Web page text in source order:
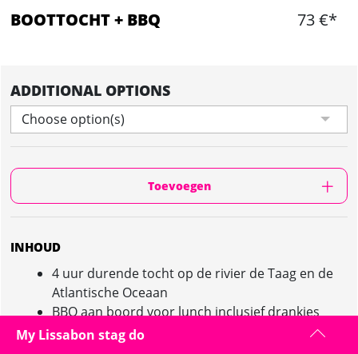
BOOTTOCHT + BBQ 73 €*
ADDITIONAL OPTIONS
Choose option(s)
Toevoegen
INHOUD
4 uur durende tocht op de rivier de Taag en de
Atlantische Oceaan
BBQ aan boord voor lunch inclusief drankjes
Niet te vergeten - relaxen in de frisse lucht en
My Lissabon stag do